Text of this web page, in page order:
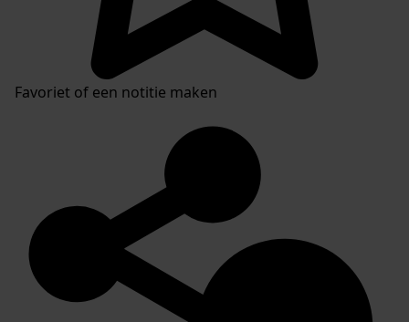
Favoriet of een notitie maken